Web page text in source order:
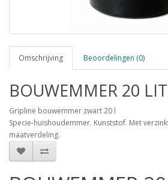
Omschrijving Beoordelingen (0)
BOUWEMMER 20
Gripline bouwemmer zwart 20 l
Specie-huishoudemmer. Kunststof. Met
maatverdeling.